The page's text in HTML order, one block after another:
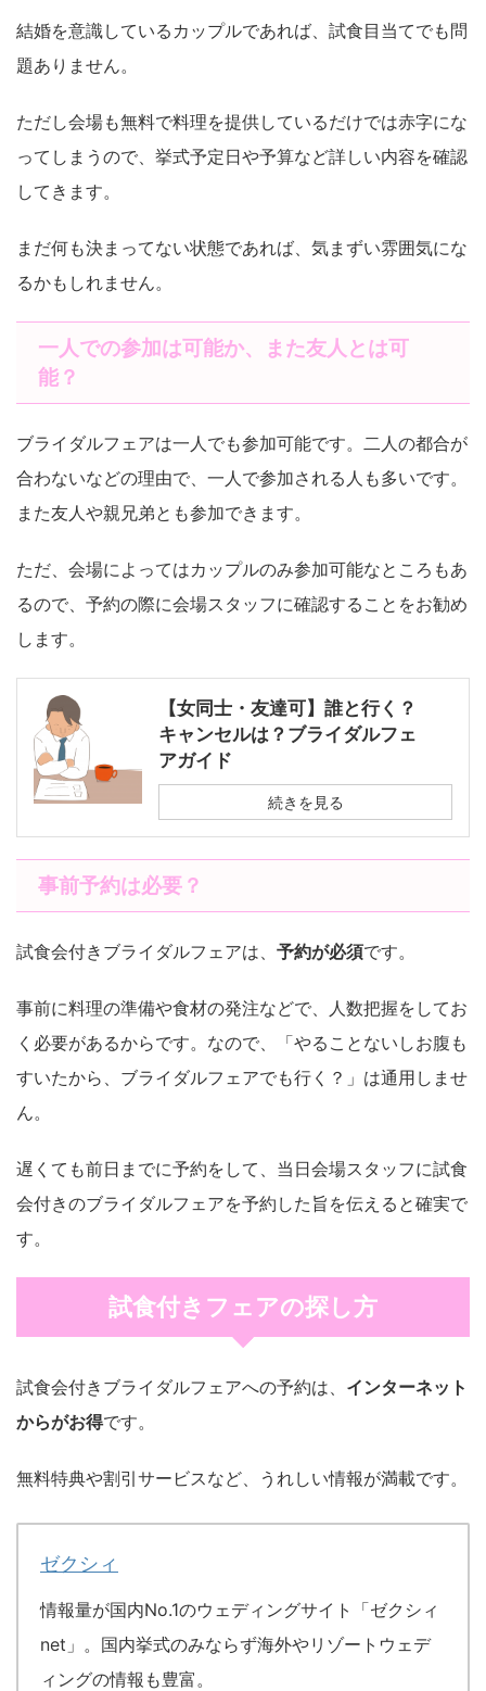
結婚を意識しているカップルであれば、試食目当てでも問
題ありません。
ただし会場も無料で料理を提供しているだけでは赤字にな
ってしまうので、挙式予定日や予算など詳しい内容を確認
してきます。
まだ何も決まってない状態であれば、気まずい雰囲気にな
るかもしれません。
一人での参加は可能か、また友人とは可
能？
ブライダルフェアは一人でも参加可能です。二人の都合が
合わないなどの理由で、一人で参加される人も多いです。
また友人や親兄弟とも参加できます。
ただ、会場によってはカップルのみ参加可能なところもあ
るので、予約の際に会場スタッフに確認することをお勧め
します。
【女同士・友達可】誰と行く？
キャンセルは？ブライダルフェ
アガイド
続きを見る
事前予約は必要？
試食会付きブライダルフェアは、 予約が必須です。
事前に料理の準備や食材の発注などで、人数把握をしてお
く必要があるからです。なので、「やることないしお腹も
すいたから、ブライダルフェアでも行く？」は通用しませ
ん。
遅くても前日までに予約をして、当日会場スタッフに試食
会付きのブライダルフェアを予約した旨を伝えると確実で
す。
試食付きフェアの探し方
試食会付きブライダルフェアへの予約は、 インターネット
からがお得です。
無料特典や割引サービスなど、うれしい情報が満載です。
ゼクシィ
情報量が国内No.1のウェディングサイト「ゼクシィ
net 」。国内挙式のみならず海外やリゾートウェデ
ィングの情報も豊富。